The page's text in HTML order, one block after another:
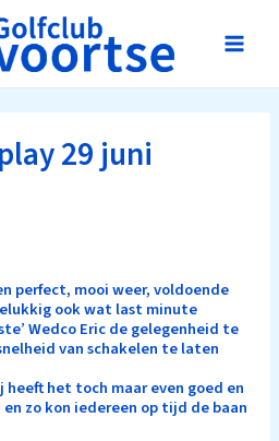
Main
29 juni
perfect, mooi weer, voldoende
ook wat last minute
Wedco Eric de gelegenheid te
van schakelen te laten
het toch maar even goed en
zo kon iedereen op tijd de baan